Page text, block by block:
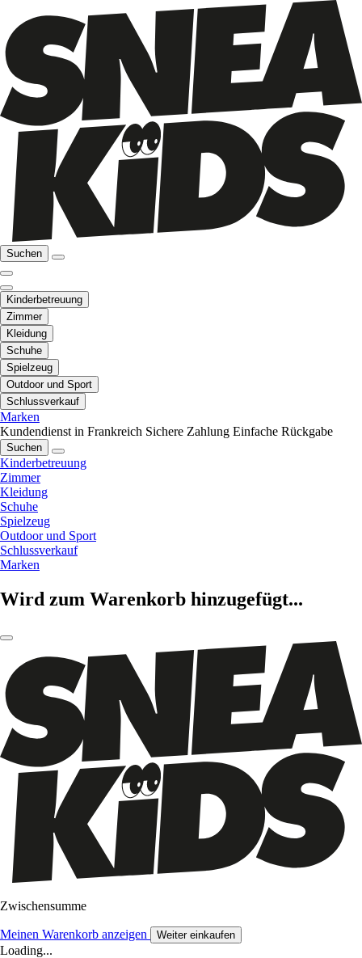
Suchen
Kinderbetreuung
Zimmer
Kleidung
Schuhe
Spielzeug
Outdoor und Sport
Schlussverkauf
Marken
Kundendienst in Frankreich Sichere Zahlung Einfache Rückgabe
Suchen
Kinderbetreuung
Zimmer
Kleidung
Schuhe
Spielzeug
Outdoor und Sport
Schlussverkauf
Marken
Wird zum Warenkorb hinzugefügt...
Zwischensumme
Meinen Warenkorb anzeigen Weiter einkaufen
Loading...